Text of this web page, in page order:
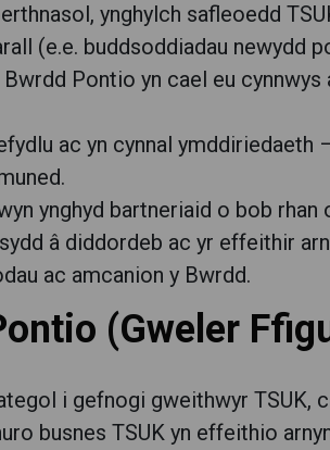
ynghylch safleoedd
(e.e. buddsoddiadau newydd
Pontio yn cael eu cynnwys
ac yn cynnal ymddiriedaeth
ynghyd bartneriaid o bob rhan
â diddordeb ac yr effeithir
ac amcanion y Bwrdd.
(Gweler
i gefnogi gweithwyr TSUK,
busnes TSUK yn effeithio